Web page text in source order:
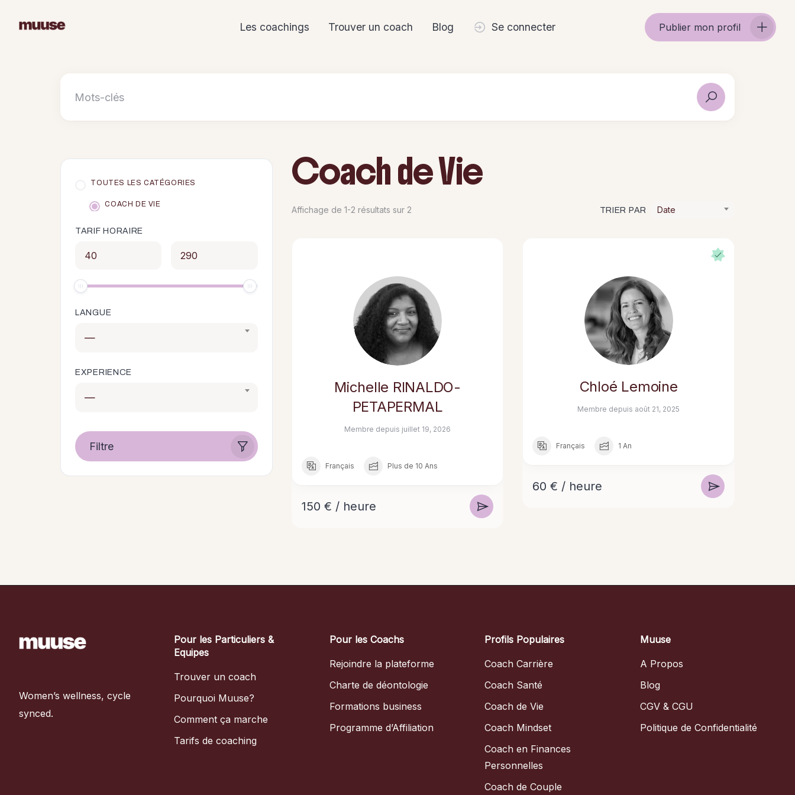
Les coachings Trouver un coach Blog Se connecter Publier mon profil
TOUTES LES CATÉGORIES
COACH DE VIE
TARIF HORAIRE
LANGUE
—
EXPERIENCE
—
Filtre
Coach de Vie
Affichage de 1-2 résultats sur 2 TRIER PAR Date
Michelle RINALDO-
PETAPERMAL
Membre depuis juillet 19, 2026
Français Plus de 10 Ans
150 € / heure
Chloé Lemoine
Membre depuis août 21, 2025
Français 1 An
60 € / heure
Women’s wellness, cycle
synced.
Pour les Particuliers &
Equipes
Trouver un coach
Pourquoi Muuse?
Comment ça marche
Tarifs de coaching
Pour les Coachs
Rejoindre la plateforme
Charte de déontologie
Formations business
Programme d’Affiliation
Profils Populaires
Coach Carrière
Coach Santé
Coach de Vie
Coach Mindset
Coach en Finances
Personnelles
Coach de Couple
Muuse
A Propos
Blog
CGV & CGU
Politique de Confidentialité